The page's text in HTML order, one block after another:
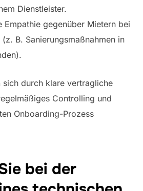
Dienstleister.
Empathie gegenüber Mietern bei
B. Sanierungsmaßnahmen in
sich durch klare vertragliche
Controlling und
Onboarding-Prozess
bei der